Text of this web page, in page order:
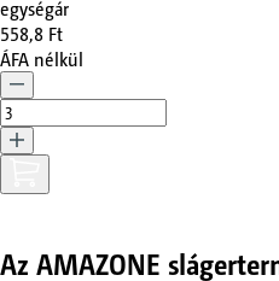
egységár
558,8 Ft
ÁFA nélkül
Az AMAZONE